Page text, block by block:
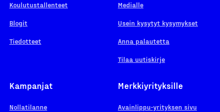
Koulutustallenteet
Blogit
Tiedotteet
Medialle
Usein kysytyt kysymykset
Anna palautetta
Tilaa uutiskirje
Kampanjat
Nollatilanne
Merkkiyrityksille
Avainlippu-yrityksen sivu